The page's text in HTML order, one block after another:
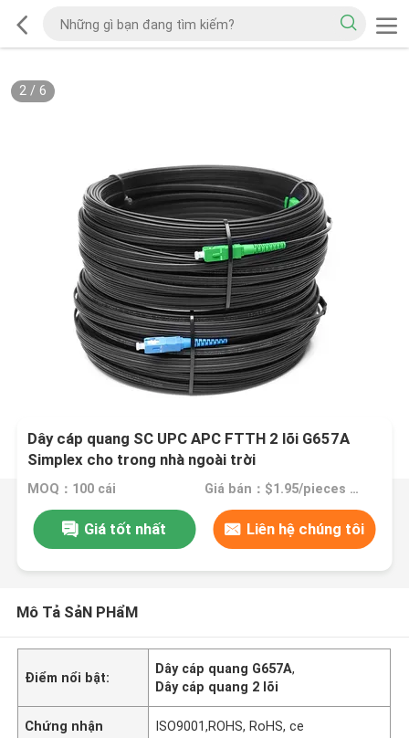
2/ 6
Dây cáp quang SC UPC APC FTTH 2 lõi G657A
Simplex cho trong nhà ngoài trời
MOQ：100 cái Giá bán：$1.95/pieces >=100 pieces
Giá tốt nhất Liên hệ chúng tôi
Mô Tả SảN PHẩM
Điểm nổi bật:
Dây cáp quang G657A,
Dây cáp quang 2 lõi
Chứng nhận ISO9001,ROHS, RoHS, ce